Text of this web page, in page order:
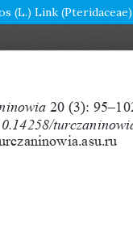
(L.) Link (Pteridaceae)